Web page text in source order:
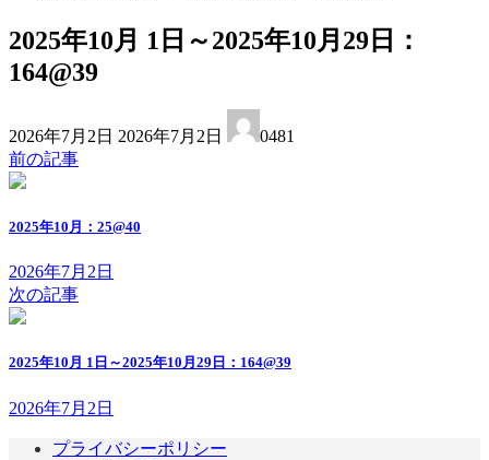
2025年10月 1日～2025年10月29日：
164@39
2026年7月2日 終
時
2026年7月2日
0481
前の記事
2025年10月：25@40
2026年7月2日
次の記事
2025年10月 1日～2025年10月29日：164@39
2026年7月2日
プライバシーポリシー